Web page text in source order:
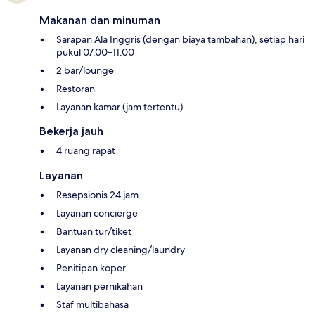
Makanan dan minuman
Sarapan Ala Inggris (dengan biaya tambahan), setiap hari
pukul 07.00–11.00
2 bar/lounge
Restoran
Layanan kamar (jam tertentu)
Bekerja jauh
4 ruang rapat
Layanan
Resepsionis 24 jam
Layanan concierge
Bantuan tur/tiket
Layanan dry cleaning/laundry
Penitipan koper
Layanan pernikahan
Staf multibahasa